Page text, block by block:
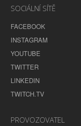
SOCIÁLNÍ SÍTĚ
FACEBOOK
INSTAGRAM
YOUTUBE
TWITTER
LINKEDIN
TWITCH.TV
PROVOZOVATEL